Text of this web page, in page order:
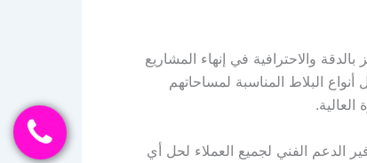
والاحترافية في إنهاء المشاريع
البلاط المناسبة لمساحاتهم
الدعم الفني لجميع العملاء لحل أي